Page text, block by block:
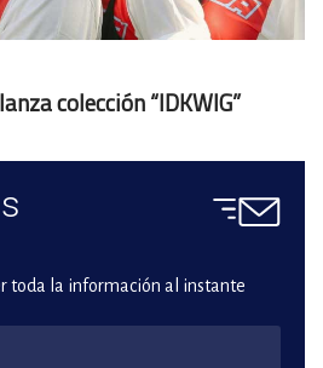
colección “IDKWIG”
toda la información al instante